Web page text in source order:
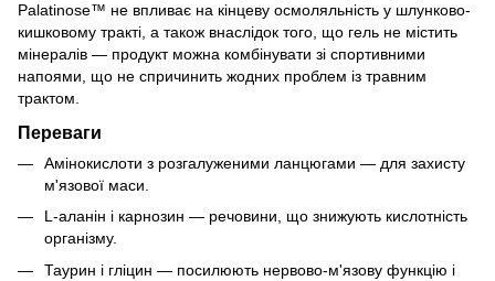
Palatinose™ не впливає на кінцеву осмоляльність у шлунково-
кишковому тракті, а також внаслідок того, що гель не містить
мінералів — продукт можна комбінувати зі спортивними
напоями, що не спричинить жодних проблем із травним
трактом.
Переваги
Амінокислоти з розгалуженими ланцюгами — для захисту
м'язової маси.
L-аланін і карнозин — речовини, що знижують кислотність
організму.
Таурин і гліцин — посилюють нервово-м'язову функцію і